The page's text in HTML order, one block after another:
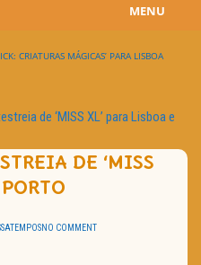
MENU
CRIATURAS MÁGICAS’ PARA LISBOA
de ‘MISS XL’ para Lisboa e
DE ‘MISS
NO COMMENT